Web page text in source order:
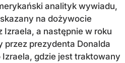
analityk wywiadu,
na dożywocie
Izraela, a następnie w roku
przez prezydenta Donalda
Izraela, gdzie jest traktowany